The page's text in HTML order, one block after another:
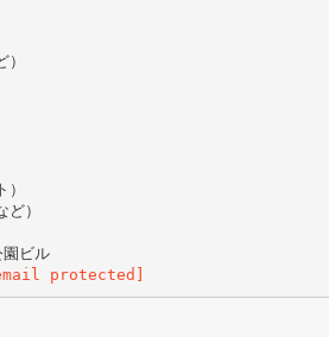
）
ビル
protected]